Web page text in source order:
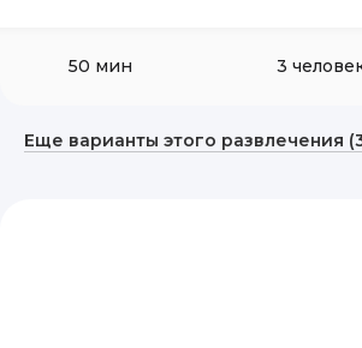
50 мин 3
Еще варианты этого развлечения